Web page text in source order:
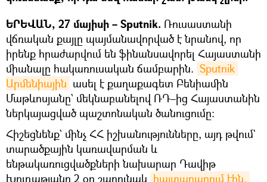
ԵՐԵՎԱՆ, 27 մայիսի – Sputnik. Ռուսաստանի
վճռական քայլը պայմանավորված է նրանով, որ
իրենք հրաժարվում են ֆինանսավորել Հայաստանի
միանալը հակառուսական ճամբարին. Sputnik
Արմենիային ասել է քաղաքագետ Բենիամին
Մաթևոսյանը` մեկնաբանելով ՌԴ–ից Հայաստանին
ներկայացված պաշտոնական ծանուցումը։
Հիշեցնենք` մինչ ՀՀ իշխանությունները, այդ թվում`
տարածքային կառավարման և
ենթակառուցվածքների նախարար Դավիթ
Խուդաթյանը 2 օր շարունակ հայտարարում էին,